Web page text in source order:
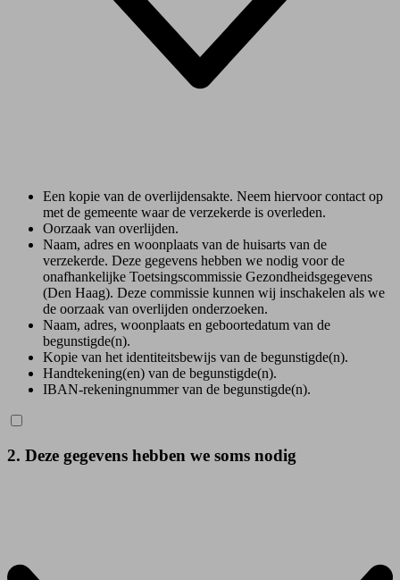
Een kopie van de overlijdensakte. Neem hiervoor contact op
met de gemeente waar de verzekerde is overleden.
Oorzaak van overlijden.
Naam, adres en woonplaats van de huisarts van de
verzekerde. Deze gegevens hebben we nodig voor de
onafhankelijke Toetsingscommissie Gezondheidsgegevens
(Den Haag). Deze commissie kunnen wij inschakelen als we
de oorzaak van overlijden onderzoeken.
Naam, adres, woonplaats en geboortedatum van de
begunstigde(n).
Kopie van het identiteitsbewijs van de begunstigde(n).
Handtekening(en) van de begunstigde(n).
IBAN-rekeningnummer van de begunstigde(n).
2. Deze gegevens hebben we soms nodig